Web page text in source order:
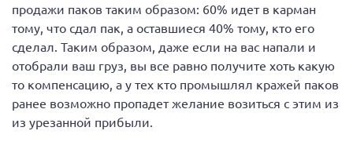
продажи паков таким образом: 60% идет в карман
тому, что сдал пак, а оставшиеся 40% тому, кто его
сделал. Таким образом, даже если на вас напали и
отобрали ваш груз, вы все равно получите хоть какую
то компенсацию, а у тех кто промышлял кражей паков
ранее возможно пропадет желание возиться с этим из
из урезанной прибыли.